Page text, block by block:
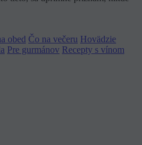
obed Čo na večeru Hovädzie
Pre gurmánov Recepty s vínom